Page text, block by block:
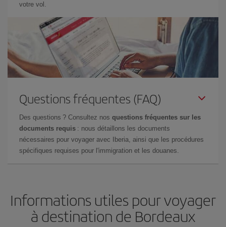
votre vol.
Questions fréquentes (FAQ)
Des questions ? Consultez nos questions fréquentes sur les
documents requis : nous détaillons les documents
nécessaires pour voyager avec Iberia, ainsi que les procédures
spécifiques requises pour l'immigration et les douanes.
Informations utiles pour voyager
à destination de Bordeaux